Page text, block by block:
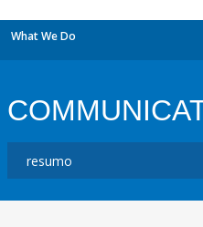
What We Do